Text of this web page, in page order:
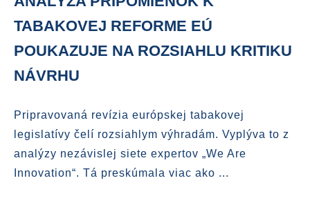
TABAKOVEJ REFORME EÚ
POUKAZUJE NA ROZSIAHLU KRITIKU
NÁVRHU
Pripravovaná revízia európskej tabakovej
legislatívy čelí rozsiahlym výhradám. Vyplýva to z
analýzy nezávislej siete expertov „We Are
Innovation“. Tá preskúmala viac ako ...